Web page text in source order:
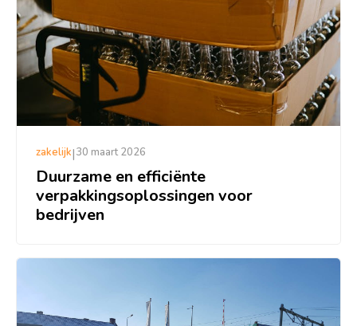
zakelijk|30 maart 2026
Duurzame en efficiënte
verpakkingsoplossingen voor
bedrijven